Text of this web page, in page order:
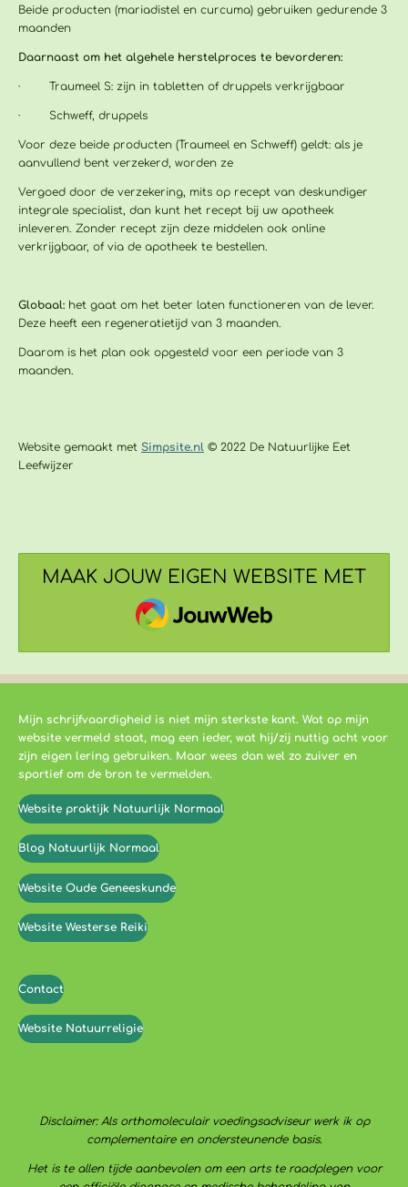
Beide producten (mariadistel en curcuma) gebruiken gedurende 3
maanden
Daarnaast om het algehele herstelproces te bevorderen:
· Traumeel S: zijn in tabletten of druppels verkrijgbaar
· Schweff, druppels
Voor deze beide producten (Traumeel en Schweff) geldt: als je
aanvullend bent verzekerd, worden ze
Vergoed door de verzekering, mits op recept van deskundiger
integrale specialist, dan kunt het recept bij uw apotheek
inleveren. Zonder recept zijn deze middelen ook online
verkrijgbaar, of via de apotheek te bestellen.
Globaal: het gaat om het beter laten functioneren van de lever.
Deze heeft een regeneratietijd van 3 maanden.
Daarom is het plan ook opgesteld voor een periode van 3
maanden.
Website gemaakt met Simpsite.nl © 2022 De Natuurlijke Eet
Leefwijzer
MAAK JOUW EIGEN WEBSITE MET
JOUWWEB
Mijn schrijfvaardigheid is niet mijn sterkste kant. Wat op mijn
website vermeld staat, mag een ieder, wat hij/zij nuttig acht voor
zijn eigen lering gebruiken. Maar wees dan wel zo zuiver en
sportief om de bron te vermelden.
Website praktijk Natuurlijk Normaal
Blog Natuurlijk Normaal
Website Oude Geneeskunde
Website Westerse Reiki
Contact
Website Natuurreligie
Disclaimer: Als orthomoleculair voedingsadviseur werk ik op
complementaire en ondersteunende basis.
Het is te allen tijde aanbevolen om een arts te raadplegen voor